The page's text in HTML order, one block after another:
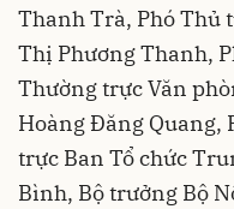
Thanh Trà, Phó Thủ
Thị Phương Thanh,
Thường trực Văn
Hoàng Đăng Quang,
trực Ban Tổ chức
Bình, Bộ trưởng Bộ